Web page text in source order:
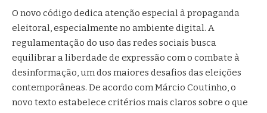
O novo código dedica atenção especial à propaganda
eleitoral, especialmente no ambiente digital. A
regulamentação do uso das redes sociais busca
equilibrar a liberdade de expressão com o combate à
desinformação, um dos maiores desafios das eleições
contemporâneas. De acordo com Márcio Coutinho, o
novo texto estabelece critérios mais claros sobre o que